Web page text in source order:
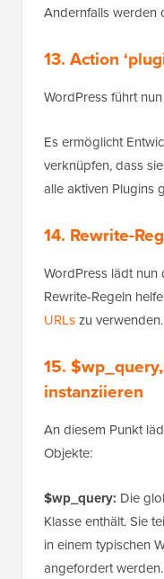
Andernfalls werden
13. Action
WordPress führt
Es ermöglicht
verknüpfen, dass
alle aktiven Plugins
14. Rewrite-
WordPress lädt nun
Rewrite-Regeln
URLszu verwenden.
15.
instanziieren
An diesem Punkt
Objekte:
$wp_query: Die
Klasse enthält. Sie
in einem typischen
angefordert werden.